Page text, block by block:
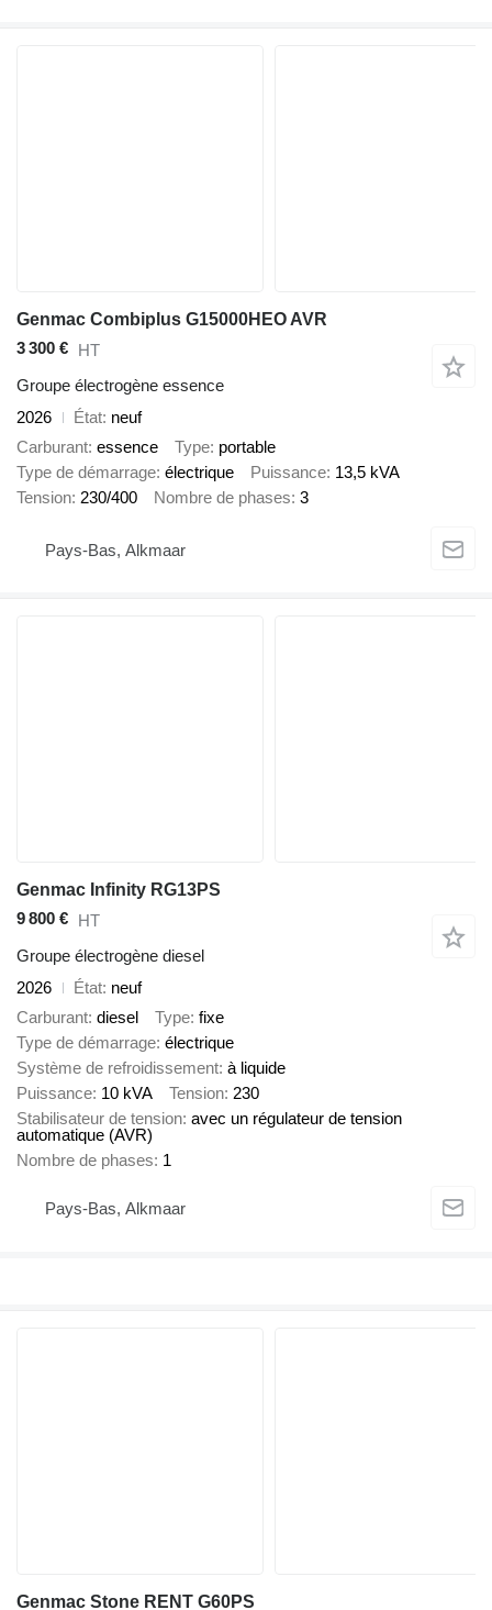
Genmac Combiplus G15000HEO AVR
3 300 € HT
Groupe électrogène essence
2026
État neuf
Carburant essence Type portable
Type de démarrage électrique Puissance 13,5 kVA
Tension 230/400 Nombre de phases 3
Pays-Bas, Alkmaar
Genmac Infinity RG13PS
9 800 € HT
Groupe électrogène diesel
2026
État neuf
Carburant diesel Type fixe
Type de démarrage électrique
Système de refroidissement à liquide
Puissance 10 kVA Tension 230
Stabilisateur de tension avec un régulateur de tension
automatique (AVR)
Nombre de phases 1
Pays-Bas, Alkmaar
Genmac Stone RENT G60PS